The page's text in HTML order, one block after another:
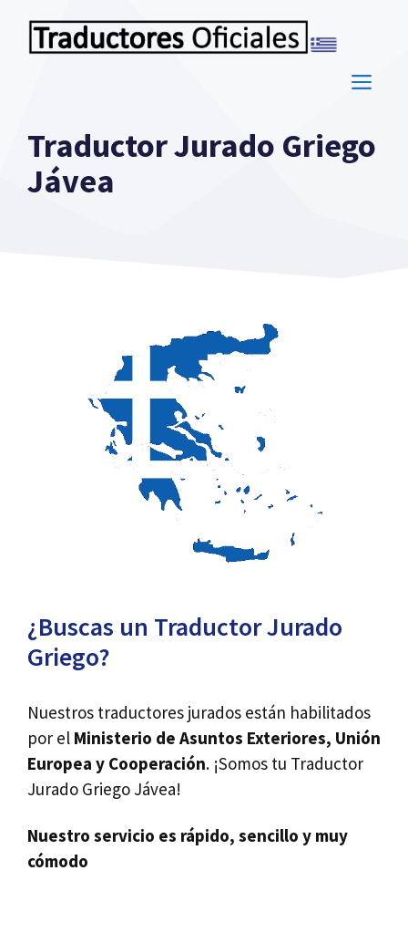
Traductor Jurado Griego
Jávea
¿Buscas un Traductor Jurado
Griego?
Nuestros traductores jurados están habilitados
por el Ministerio de Asuntos Exteriores, Unión
Europea y Cooperación. ¡Somos tu Traductor
Jurado Griego Jávea!
Nuestro servicio es rápido, sencillo y muy
cómodo